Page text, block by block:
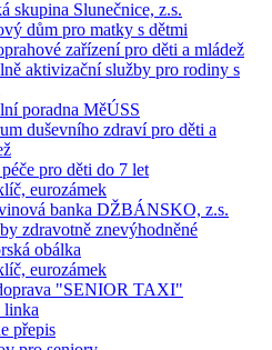
skupina Slunečnice, z.s.
dům pro matky s dětmi
zařízení pro děti a mládež
aktivizační služby pro rodiny s
poradna MěÚSS
duševního zdraví pro děti a
pro děti do 7 let
eurozámek
banka DŽBÁNSKO, z.s.
zdravotně znevýhodněné
obálka
eurozámek
"SENIOR TAXI"
linka
přepis